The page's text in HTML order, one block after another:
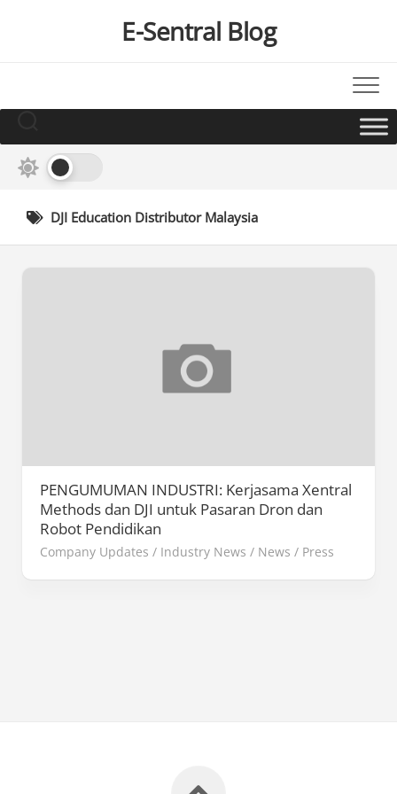
E-Sentral Blog
DJI Education Distributor Malaysia
PENGUMUMAN INDUSTRI: Kerjasama Xentral
Methods dan DJI untuk Pasaran Dron dan
Robot Pendidikan
Company Updates / Industry News / News / Press